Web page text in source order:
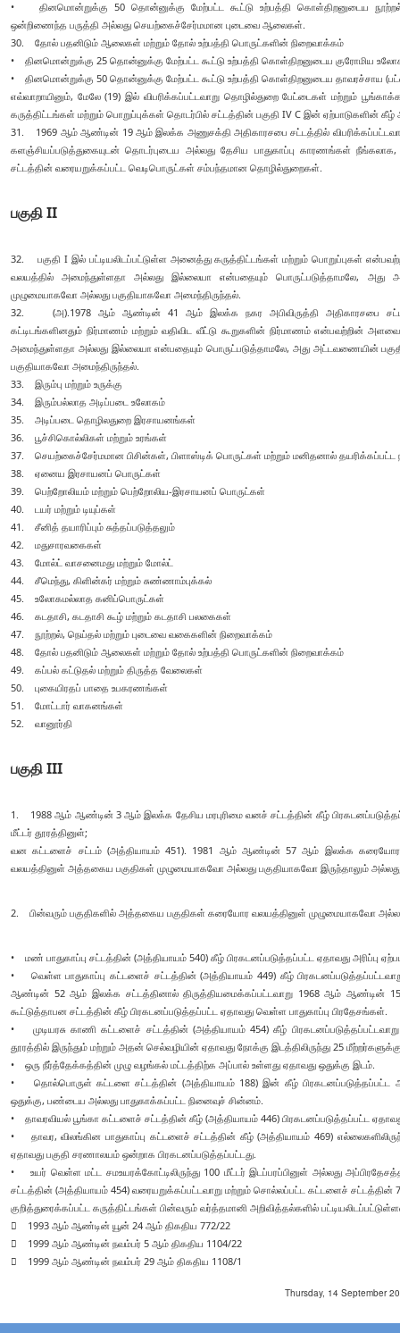
• தினமொன்றுக்கு 50 தொன்னுக்கு மேற்பட்ட கூட்டு உற்பத்தி கொள்திறனுடைய
ஒன்றிணைந்த பருத்தி அல்லது செயற்கைச்சேர்மமான புடைவை ஆலைகள்.
30. தோல் பதனிடும் ஆலைகள் மற்றும் தோல் உற்பத்தி பொருட்களின் நிறைவாக்கம்
• தினமொன்றுக்கு 25 தொன்னுக்கு மேற்பட்ட கூட்டு உற்பத்தி கொள்திறனுடைய குரோமிய
• தினமொன்றுக்கு 50 தொன்னுக்கு மேற்பட்ட கூட்டு உற்பத்தி கொள்திறனுடைய தாவரச்சாய
எவ்வாறாயினும், மேலே (19) இல் விபரிக்கப்பட்டவாறு தொழில்துறை பேட்டைகள் மற்றும்
கருத்திட்டங்கள் மற்றும் பொறுப்புக்கள் தொடர்பில் சட்டத்தின் பகுதி IV C இன் ஏற்பாடுகளின்
31. 1969 ஆம் ஆண்டின் 19 ஆம் இலக்க அணுசக்தி அதிகாரசபை சட்டத்தில்
களஞ்சியப்படுத்துகையுடன் தொடர்புடைய அல்லது தேசிய பாதுகாப்பு காரணங்கள்
சட்டத்தின் வரையறுக்கப்பட்ட வெடிபொருட்கள் சம்பந்தமான தொழில்துறைகள்.
பகுதி II
32. பகுதி I இல் பட்டியலிடப்பட்டுள்ள அனைத்து கருத்திட்டங்கள் மற்றும் பொறுப்புகள்
வலயத்தில் அமைந்துள்ளதா அல்லது இல்லையா என்பதையும் பொருட்படுத்தாமலே, அது
முழுமையாகவோ அல்லது பகுதியாகவோ அமைந்திருந்தல்.
32. (அ).1978 ஆம் ஆண்டின் 41 ஆம் இலக்க நகர அபிவிருத்தி அதிகாரசபை
கட்டிடங்களினதும் நிர்மாணம் மற்றும் வதிவிட வீட்டு கூறுகளின் நிர்மாணம் என்பவற்றின்
அமைந்துள்ளதா அல்லது இல்லையா என்பதையும் பொருட்படுத்தாமலே, அது அட்டவணையின் பகுதி
பகுதியாகவோ அமைந்திருந்தல்.
33. இரும்பு மற்றும் உருக்கு
34. இரும்பல்லாத அடிப்படை உலோகம்
35. அடிப்படை தொழிலதுறை இரசாயனங்கள்
36. பூச்சிகொல்லிகள் மற்றும் உரங்கள்
37. செயற்கைச்சேர்மமான பிசின்கள், பிளாஸ்டிக் பொருட்கள் மற்றும் மனிதனால்
38. ஏனைய இரசாயனப் பொருட்கள்
39. பெற்றோலியம் மற்றும் பெற்றோலிய-இரசாயனப் பொருட்கள்
40. டயர் மற்றும் டியுப்கள்
41. சீனித் தயாரிப்பும் சுத்தப்படுத்தலும்
42. மதுசாரவகைகள்
43. மோல்ட் வாசனைமது மற்றும் மோல்ட்
44. சீமெந்து, கிளின்கர் மற்றும் சுண்ணாம்புக்கல்
45. உலோகமல்லாத கனிப்பொருட்கள்
46. கடதாசி, கடதாசி கூழ் மற்றும் கடதாசி பலகைகள்
47. நூற்றல், நெய்தல் மற்றும் புடைவை வகைகளின் நிறைவாக்கம்
48. தோல் பதனிடும் ஆலைகள் மற்றும் தோல் உற்பத்தி பொருட்களின் நிறைவாக்கம்
49. கப்பல் கட்டுதல் மற்றும் திருத்த வேலைகள்
50. புகையிரதப் பாதை உபகரணங்கள்
51. மோட்டார் வாகனங்கள்
52. வானூர்தி
பகுதி III
1. 1988 ஆம் ஆண்டின் 3 ஆம் இலக்க தேசிய மரபுரிமை வனச் சட்டத்தின் கீழ்
மீட்டர் தூரத்தினுள்;
வன கட்டளைச் சட்டம் (அத்தியாயம் 451). 1981 ஆம் ஆண்டின் 57 ஆம் இலக்க கரையோர
வலயத்தினுள் அத்தகைய பகுதிகள் முழுமையாகவோ அல்லது பகுதியாகவோ இருந்தாலும் அல்லது
2. பின்வரும் பகுதிகளில் அத்தகைய பகுதிகள் கரையோர வலயத்தினுள் முழுமையாகவோ
• மண் பாதுகாப்பு சட்டத்தின் (அத்தியாயம் 540) கீழ் பிரகடனப்படுத்தப்பட்ட ஏதாவது அரிப்பு
• வெள்ள பாதுகாப்பு கட்டளைச் சட்டத்தின் (அத்தியாயம் 449) கீழ்
ஆண்டின் 52 ஆம் இலக்க சட்டத்தினால் திருத்தியமைக்கப்பட்டவாறு 1968 ஆம் ஆண்டின்
கூட்டுத்தாபன சட்டத்தின் கீழ் பிரகடனப்படுத்தப்பட்ட ஏதாவது வெள்ள பாதுகாப்பு பிரதேசங்கள்.
• முடியரசு காணி கட்டளைச் சட்டத்தின் (அத்தியாயம் 454) கீழ்
தூரத்தில் இருந்தும் மற்றும் அதன் செல்வழியின் ஏதாவது நோக்கு இடத்திலிருந்து 25
• ஒரு நீர்த்தேக்கத்தின் முழு வழங்கல் மட்டத்திற்க அப்பால் உள்ளது ஏதாவது ஒதுக்கு இடம்.
• தொல்பொருள் கட்டளை சட்டத்தின் (அத்தியாயம் 188) இன் கீழ் பிரகடனப்படுத்தப்பட்ட
ஒதுக்கு, பண்டைய அல்லது பாதுகாக்கப்பட்ட நினைவுச் சின்னம்.
• தாவரவியல் பூங்கா கட்டளைச் சட்டத்தின் கீழ் (அத்தியாயம் 446) பிரகடனப்படுத்தப்பட்ட
• தாவர, விலங்கின பாதுகாப்பு கட்டளைச் சட்டத்தின் கீழ் (அத்தியாயம் 469)
ஏதாவது பகுதி சரணாலயம் ஒன்றாக பிரகடனப்படுத்தப்பட்டது.
• உயர் வெள்ள மட்ட சமஉயரக்கோட்டிலிருந்து 100 மீட்டர் இடப்பரப்பினுள் அல்லது
சட்டத்தின் (அத்தியாயம் 454) வரையறுக்கப்பட்டவாறு மற்றும் சொல்லப்பட்ட கட்டளைச் சட்டத்தின்
குறித்துரைக்கப்பட்ட கருத்திட்டங்கள் பின்வரும் வர்த்தமானி அறிவித்தல்களில்
 1993 ஆம் ஆண்டின் யூன் 24 ஆம் திகதிய 772/22
 1999 ஆம் ஆண்டின் நவம்பர் 5 ஆம் திகதிய 1104/22
 1999 ஆம் ஆண்டின் நவம்பர் 29 ஆம் திகதிய 1108/1
Thursday, 14 September